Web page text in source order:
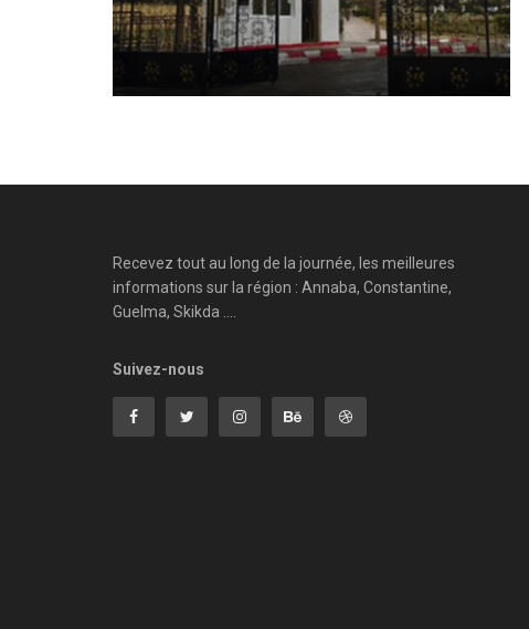
Recevez tout au long de la journée, les meilleures
informations sur la région : Annaba, Constantine,
Guelma, Skikda ....
Suivez-nous